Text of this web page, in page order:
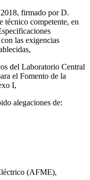
firmado por D.
competente, en
las exigencias
del Laboratorio Central
el Fomento de la
I,
alegaciones de:
(AFME),